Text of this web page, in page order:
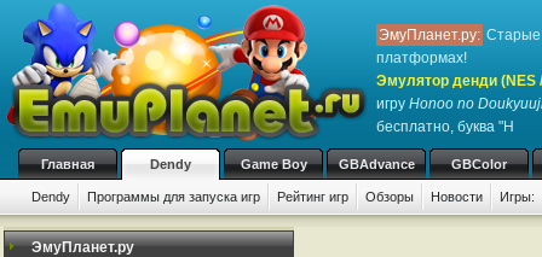
ЭмуПланет.ру: Старые
платформах!
Эмулятор денди (NES
игру Honoo no
бесплатно, буква "H
Главная Dendy Game Boy GBAdvance GBColor
Dendy Программы для запуска игр Рейтинг игр Обзоры Новости Игры:
ЭмуПланет.ру